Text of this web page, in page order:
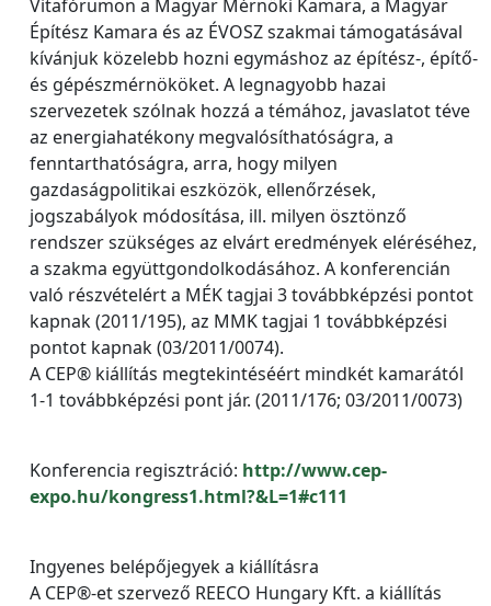
Vitafórumon a Magyar Mérnöki Kamara, a Magyar
Építész Kamara és az ÉVOSZ szakmai támogatásával
kívánjuk közelebb hozni egymáshoz az építész-, építő-
és gépészmérnököket. A legnagyobb hazai
szervezetek szólnak hozzá a témához, javaslatot téve
az energiahatékony megvalósíthatóságra, a
fenntarthatóságra, arra, hogy milyen
gazdaságpolitikai eszközök, ellenőrzések,
jogszabályok módosítása, ill. milyen ösztönző
rendszer szükséges az elvárt eredmények eléréséhez,
a szakma együttgondolkodásához. A konferencián
való részvételért a MÉK tagjai 3 továbbképzési pontot
kapnak (2011/195), az MMK tagjai 1 továbbképzési
pontot kapnak (03/2011/0074).
A CEP® kiállítás megtekintéséért mindkét kamarától
1-1 továbbképzési pont jár. (2011/176; 03/2011/0073)
Konferencia regisztráció: http://www.cep-
expo.hu/kongress1.html?&L=1#c111
Ingyenes belépőjegyek a kiállításra
A CEP®-et szervező REECO Hungary Kft. a kiállítás